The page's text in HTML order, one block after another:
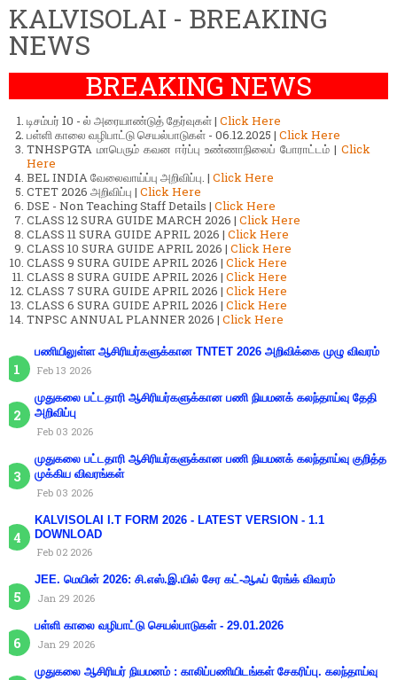
KALVISOLAI - BREAKING
NEWS
BREAKING NEWS
டிசம்பர் 10 - ல் அரையாண்டுத் தேர்வுகள் | Click Here
பள்ளி காலை வழிபாட்டு செயல்பாடுகள் - 06.12.2025 | Click Here
TNHSPGTA மாபெரும் கவன ஈர்ப்பு உண்ணாநிலைப் போராட்டம் | Click
Here
BEL INDIA வேலைவாய்ப்பு அறிவிப்பு. | Click Here
CTET 2026 அறிவிப்பு | Click Here
DSE - Non Teaching Staff Details | Click Here
CLASS 12 SURA GUIDE MARCH 2026 | Click Here
CLASS 11 SURA GUIDE APRIL 2026 | Click Here
CLASS 10 SURA GUIDE APRIL 2026 | Click Here
CLASS 9 SURA GUIDE APRIL 2026 | Click Here
CLASS 8 SURA GUIDE APRIL 2026 | Click Here
CLASS 7 SURA GUIDE APRIL 2026 | Click Here
CLASS 6 SURA GUIDE APRIL 2026 | Click Here
TNPSC ANNUAL PLANNER 2026 | Click Here
பணியிலுள்ள ஆசிரியர்களுக்கான TNTET 2026 அறிவிக்கை முழு விவரம்
Feb 13 2026
முதுகலை பட்டதாரி ஆசிரியர்களுக்கான பணி நியமனக் கலந்தாய்வு தேதி
அறிவிப்பு
Feb 03 2026
முதுகலை பட்டதாரி ஆசிரியர்களுக்கான பணி நியமனக் கலந்தாய்வு குறித்த
முக்கிய விவரங்கள்
Feb 03 2026
KALVISOLAI I.T FORM 2026 - LATEST VERSION - 1.1
DOWNLOAD
Feb 02 2026
JEE. மெயின் 2026: சி.எஸ்.இ.யில் சேர கட்-ஆஃப் ரேங்க் விவரம்
Jan 29 2026
பள்ளி காலை வழிபாட்டு செயல்பாடுகள் - 29.01.2026
Jan 29 2026
முதுகலை ஆசிரியர் நியமனம் : காலிப்பணியிடங்கள் சேகரிப்பு. கலந்தாய்வு